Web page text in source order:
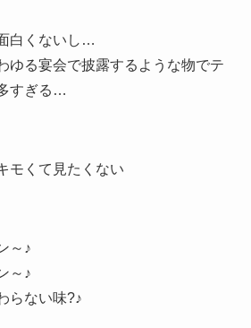
白くないし…
ゆる宴会で披露するような物でテ
すぎる…
モくて見たくない
～♪
～♪
らない味?♪